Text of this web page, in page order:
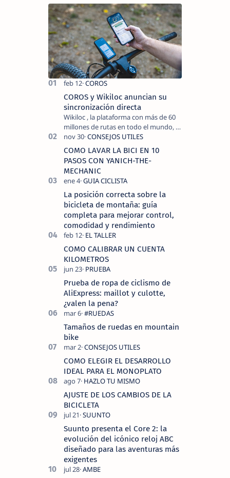
COROS y Wikiloc anuncian su
sincronización directa
Wikiloc , la plataforma con más de 60
millones de rutas en todo el mundo, y
COROS , marca de dispositivos GPS
reconocida mundialmente por su
tecnolo…
COMO LAVAR LA BICI EN 10
PASOS CON YANICH-THE-
MECHANIC
La posición correcta sobre la
bicicleta de montaña: guía
completa para mejorar control,
comodidad y rendimiento
COMO CALIBRAR UN CUENTA
KILOMETROS
Prueba de ropa de ciclismo de
AliExpress: maillot y culotte,
¿valen la pena?
Tamaños de ruedas en mountain
bike
COMO ELEGIR EL DESARROLLO
IDEAL PARA EL MONOPLATO
AJUSTE DE LOS CAMBIOS DE LA
BICICLETA
Suunto presenta el Core 2: la
evolución del icónico reloj ABC
diseñado para las aventuras más
exigentes